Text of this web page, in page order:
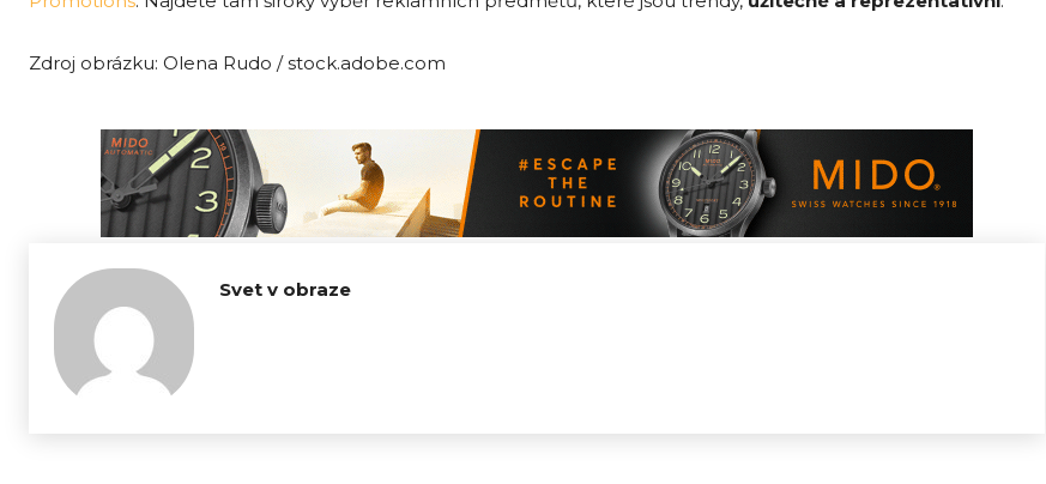
Zdroj obrázku: Olena Rudo / stock.adobe.com
Svet v obraze